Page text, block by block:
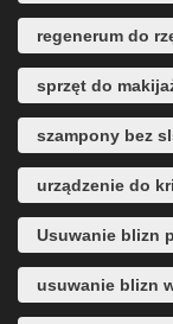
regenerum do
sprzęt do
szampony bez
urządzenie do
Usuwanie blizn
usuwanie blizn